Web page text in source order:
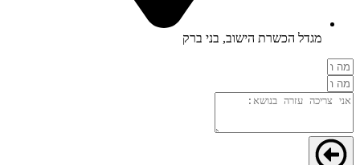
מגדל הכשרת הישוב, בני ברק